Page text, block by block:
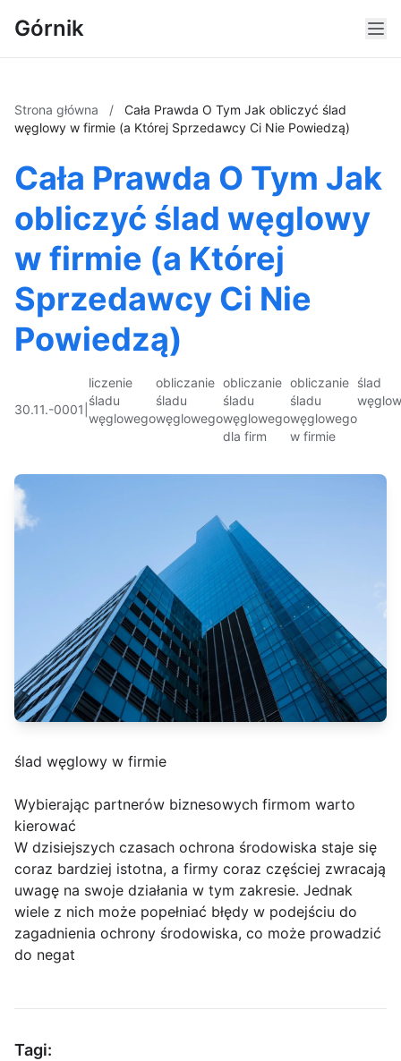
Górnik
Strona główna /
Cała Prawda O Tym Jak obliczyć ślad
węglowy w firmie (a Której Sprzedawcy Ci Nie Powiedzą)
Cała Prawda O Tym Jak
obliczyć ślad węglowy
w firmie (a Której
Sprzedawcy Ci Nie
Powiedzą)
30.11.-0001
liczenie
śladu
węglowego
obliczanie
śladu
węglowego
obliczanie
śladu
węglowego
dla firm
obliczanie
śladu
węglowego
w firmie
ślad
ślad węglowy w firmie
Wybierając partnerów biznesowych firmom warto
kierować
W dzisiejszych czasach ochrona środowiska staje się
coraz bardziej istotna, a firmy coraz częściej zwracają
uwagę na swoje działania w tym zakresie. Jednak
wiele z nich może popełniać błędy w podejściu do
zagadnienia ochrony środowiska, co może prowadzić
do negat
Tagi: